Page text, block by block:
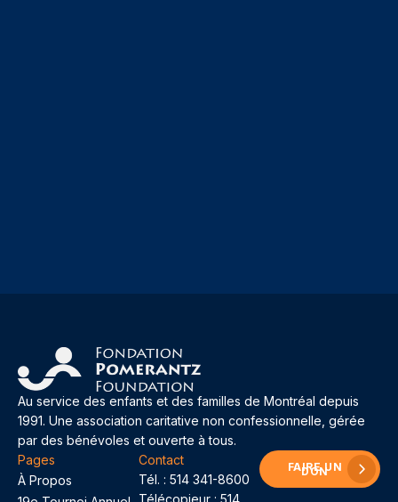
Au service des enfants et des familles de Montréal depuis
1991. Une association caritative non confessionnelle, gérée
par des bénévoles et ouverte à tous.
Pages
À Propos
Contact
Tél. : 514 341-8600
Télécopieur : 514
FAIRE UN
DON